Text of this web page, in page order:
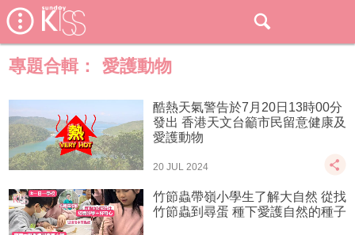
專題合輯： 愛護動物
酷熱天氣警告於7月20日13時00分
發出 香港天文台籲市民留意健康及
愛護動物
20 JUL 2024
竹節蟲帶嶺小學生了解大自然 從找
竹節蟲到尋蛋 種下愛護自然的種子